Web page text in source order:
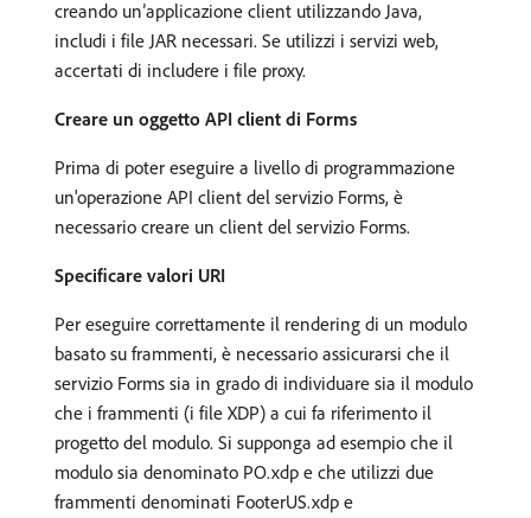
creando un’applicazione client utilizzando Java,
includi i file JAR necessari. Se utilizzi i servizi web,
accertati di includere i file proxy.
Creare un oggetto API client di Forms
Prima di poter eseguire a livello di programmazione
un'operazione API client del servizio Forms, è
necessario creare un client del servizio Forms.
Specificare valori URI
Per eseguire correttamente il rendering di un modulo
basato su frammenti, è necessario assicurarsi che il
servizio Forms sia in grado di individuare sia il modulo
che i frammenti (i file XDP) a cui fa riferimento il
progetto del modulo. Si supponga ad esempio che il
modulo sia denominato PO.xdp e che utilizzi due
frammenti denominati FooterUS.xdp e